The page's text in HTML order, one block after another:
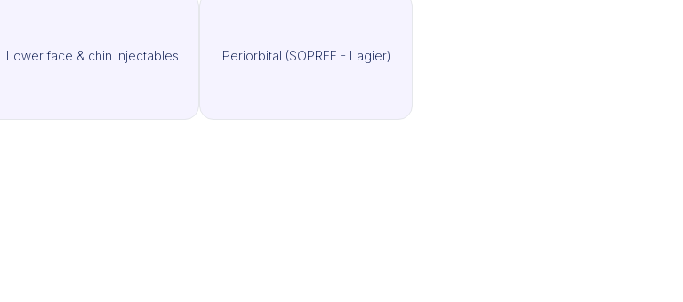
Lower face & chin Injectables Periorbital (SOPREF - Lagier)